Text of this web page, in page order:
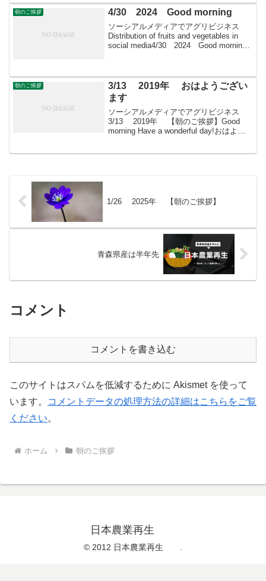
朝のご挨拶 4/30 2024 Good morning
ソーシアルメディアでアグリビジネス
Distribution of fruits and vegetables in
social media4/30 2024 Good morning
朝のご挨拶
3/13 2019年 おはようござい
ます
ソーシアルメディアでアグリビジネス
3/13 2019年 【朝のご挨拶】Good
morning Have a wonderful day!おはよう
1/26 2025年 【朝のご挨拶】
青森県産は半年先
コメント
コメントを書き込む
このサイトはスパムを低減するために Akismet を使って
います。
コメントデータの処理方法の詳細はこちらをご覧
ください。
ホーム 朝のご挨拶
日本農業再生
© 2012 日本農業再生 .